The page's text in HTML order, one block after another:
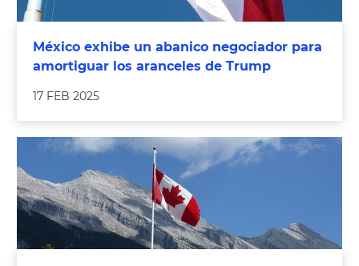
México exhibe un abanico negociador para
amortiguar los aranceles de Trump
17 FEB 2025